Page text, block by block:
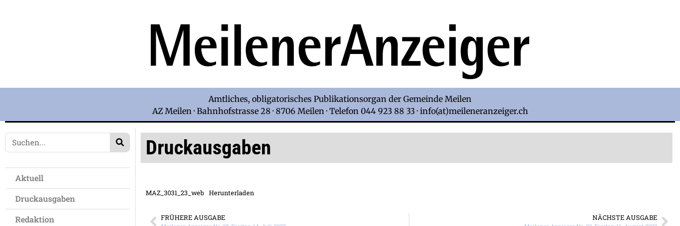
Amtliches, obligatorisches Publikationsorgan der Gemeinde Meilen
AZ Meilen · Bahnhofstrasse 28 · 8706 Meilen · Telefon 044 923 88 33 · info(at)meileneranzeiger.ch
Aktuell
Druckausgaben
Redaktion
Druckausgaben
MAZ_3031_23_web Herunterladen
FRÜHERE AUSGABE NÄCHSTE AUSGABE